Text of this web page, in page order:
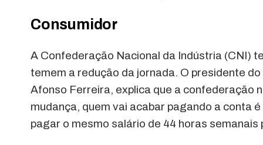
Consumidor
A Confederação Nacional da Indústria (CNI)
temem a redução da jornada. O presidente
Afonso Ferreira, explica que a confederação
mudança, quem vai acabar pagando a conta
pagar o mesmo salário de 44 horas semanais